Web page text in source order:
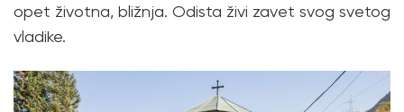
opet životna, bližnja. Odista živi zavet svog svetog
vladike.